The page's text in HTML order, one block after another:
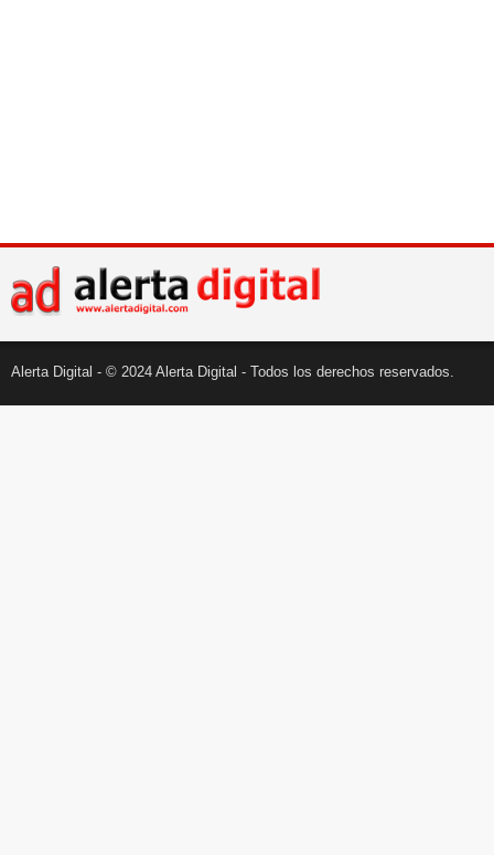
Alerta Digital - © 2024 Alerta Digital - Todos los derechos reservados.